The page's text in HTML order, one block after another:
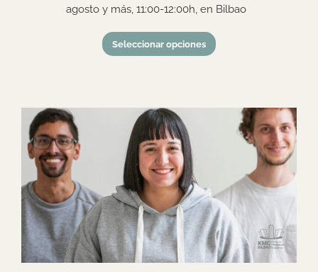
agosto y más, 11:00-12:00h, en Bilbao
Seleccionar opciones